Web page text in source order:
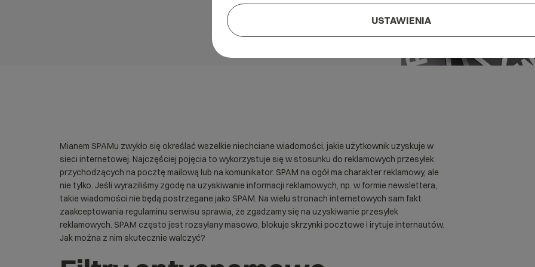
Mianem SPAMu zwykło się określać wszelkie niechciane wiadomości, jakie użytkownik uzyskuje w
sieci internetowej. Najczęściej pojęcia to wykorzystuje się w stosunku do reklamowych przesyłek
przychodzących na pocztę mailową lub na komunikator. SPAM na ogół ma charakter reklamowy, ale
nie tylko. Jeśli wyraziliśmy zgodę na uzyskiwanie informacji reklamowych, np. w formie newslettera,
takie wiadomości nie będą postrzegane jako SPAM. Na wielu stronach internetowych sam fakt
zaakceptowania regulaminu serwisu sprawia, że zgadzamy się na uzyskiwanie przesyłek
reklamowych. SPAM często jest rozsyłany masowo, blokuje skrzynki pocztowe i irytuje internautów.
Jak można z nim skutecznie walczyć?
USTAWIENIA